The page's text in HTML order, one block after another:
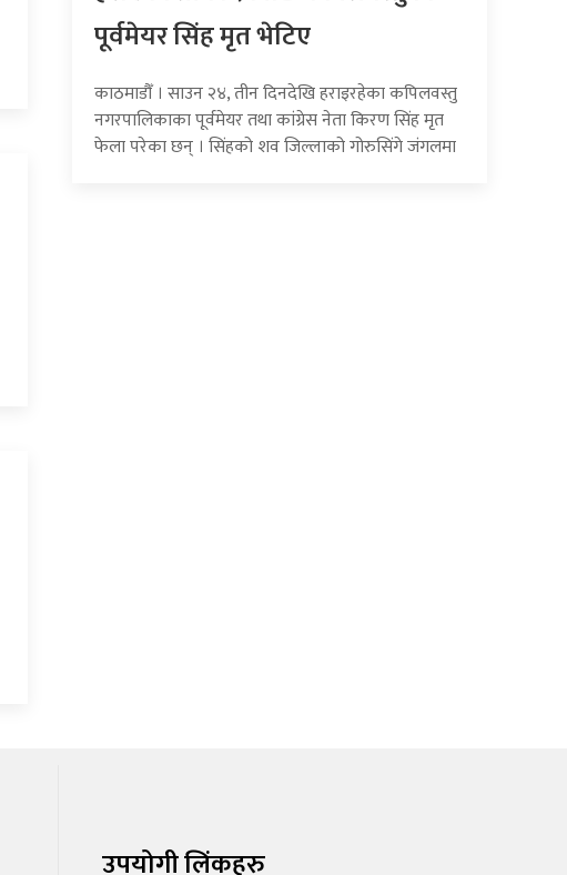
पूर्वमेयर सिंह मृत भेटिए
काठमाडौँ । साउन २४, तीन दिनदेखि हराइरहेका कपिलवस्तु
नगरपालिकाका पूर्वमेयर तथा कांग्रेस नेता किरण सिंह मृत
फेला परेका छन् । सिंहको शव जिल्लाको गोरुसिंगे जंगलमा
उपयोगी लिंकहरु